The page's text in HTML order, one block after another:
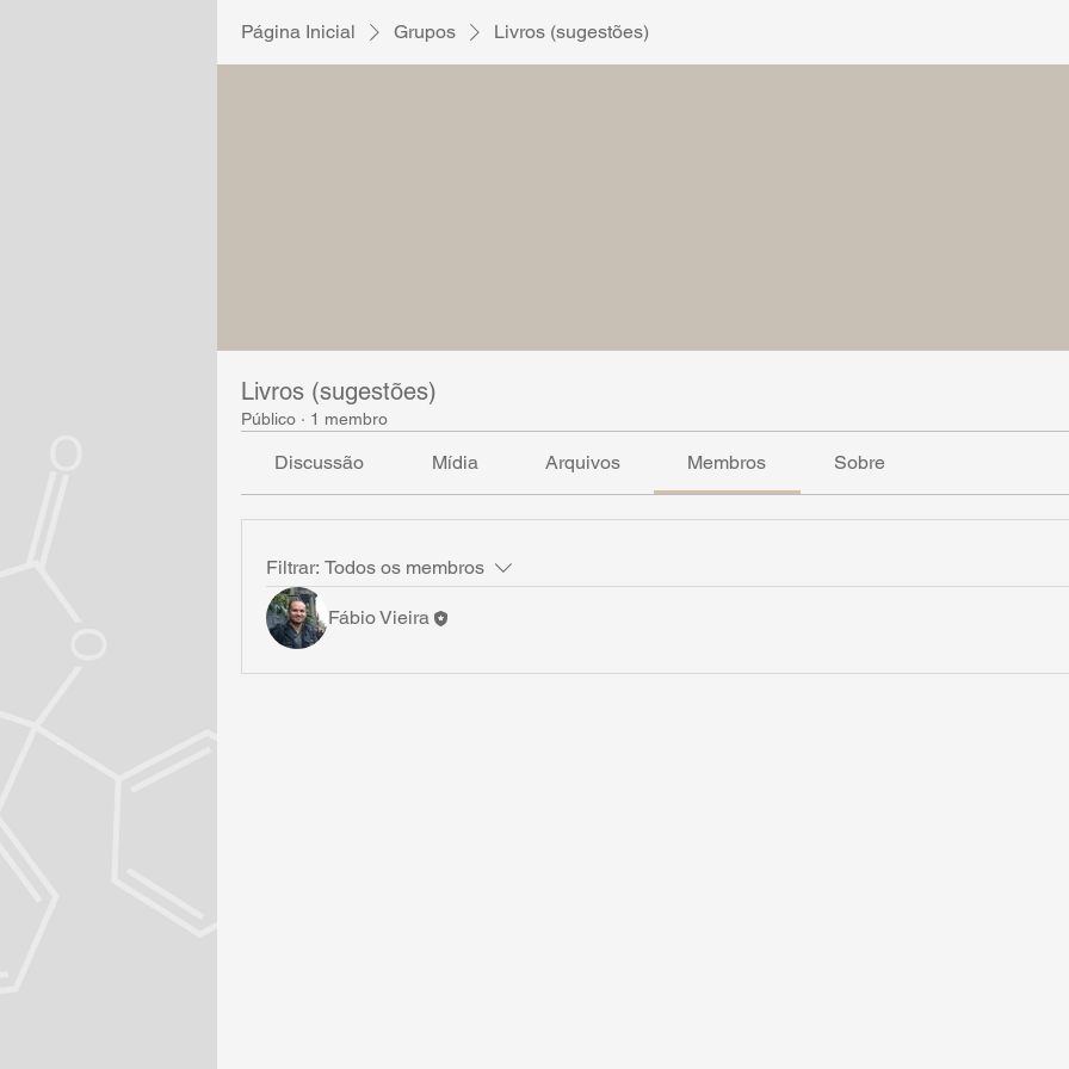
Página Inicial Grupos Livros (sugestões)
Livros (sugestões)
Público · 1 membro
Discussão Mídia Arquivos Membros Sobre
Filtrar: Todos os membros
Fábio Vieira